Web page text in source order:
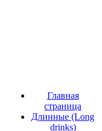
Главная
страница
Длинные (Long
drinks)